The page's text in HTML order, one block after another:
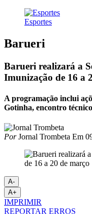
Esportes
Barueri
Barueri realizará a
Imunização de 16 a
A programação inclui
Gotinha, encontro
PorJornal Trombeta Em
A-
A+
IMPRIMIR
REPORTAR ERROS